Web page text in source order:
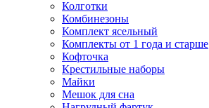
Колготки
Комбинезоны
Комплект ясельный
Комплекты от 1 года и старше
Кофточка
Крестильные наборы
Майки
Мешок для сна